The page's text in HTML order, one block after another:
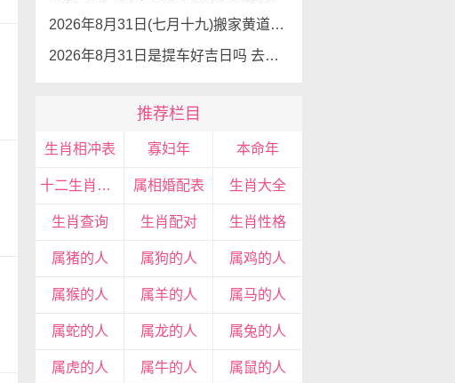
2026年8月31日(七月十九)搬家黄道吉日 是搬家的好日子吗
2026年8月31日是提车好吉日吗 去提车如何
推荐栏目
生肖相冲表 寡妇年 本命年
十二生肖宝宝 属相婚配表 生肖大全
生肖查询 生肖配对 生肖性格
属猪的人 属狗的人 属鸡的人
属猴的人 属羊的人 属马的人
属蛇的人 属龙的人 属兔的人
属虎的人 属牛的人 属鼠的人